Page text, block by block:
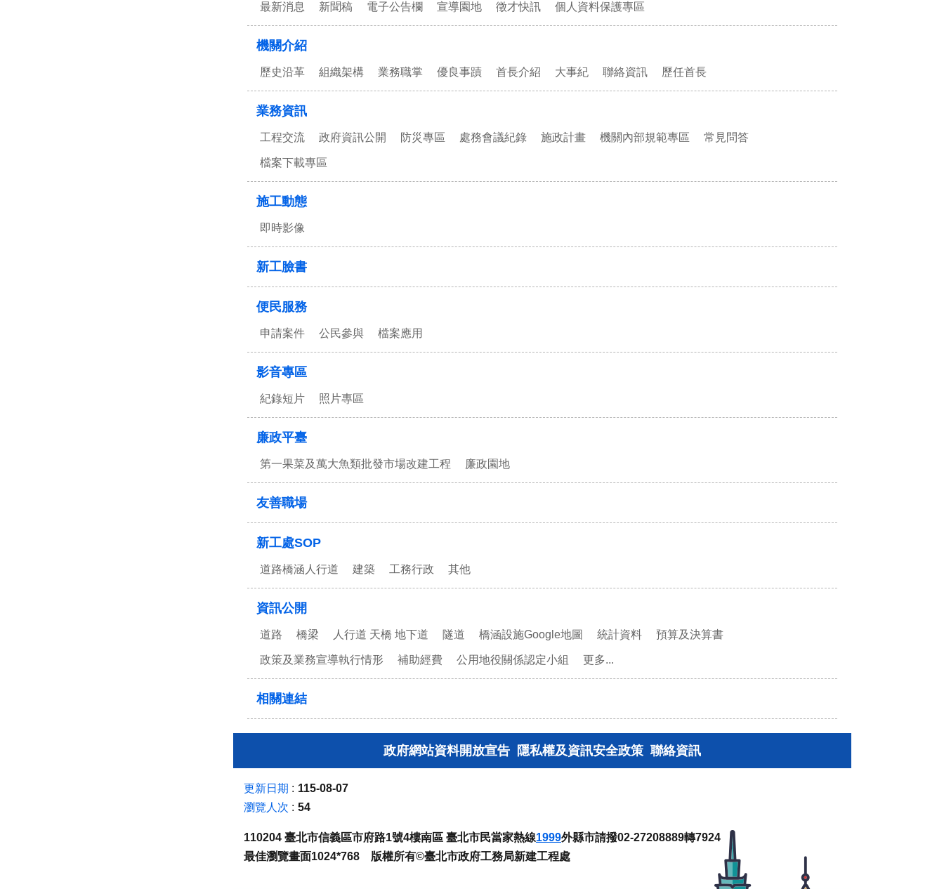
最新消息 新聞稿 電子公告欄 宣導園地 徵才快訊 個人資料保護專區
機關介紹
歷史沿革 組織架構 業務職掌 優良事蹟 首長介紹 大事紀 聯絡資訊 歷任首長
業務資訊
工程交流 政府資訊公開 防災專區 處務會議紀錄 施政計畫 機關內部規範專區 常見問答
檔案下載專區
施工動態
即時影像
新工臉書
便民服務
申請案件 公民參與 檔案應用
影音專區
紀錄短片 照片專區
廉政平臺
第一果菜及萬大魚類批發市場改建工程 廉政園地
友善職場
新工處SOP
道路橋涵人行道 建築 工務行政 其他
資訊公開
道路 橋梁 人行道 天橋 地下道 隧道 橋涵設施Google地圖 統計資料 預算及決算書
政策及業務宣導執行情形 補助經費 公用地役關係認定小組 更多...
相關連結
政府網站資料開放宣告 隱私權及資訊安全政策 聯絡資訊
更新日期
115-08-07
瀏覽人次
54
110204 臺北市信義區市府路1號4樓南區 臺北市民當家熱線1999外縣市請撥02-27208889轉7924
最佳瀏覽畫面1024*768 版權所有©臺北市政府工務局新建工程處